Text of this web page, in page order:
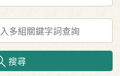
搜尋